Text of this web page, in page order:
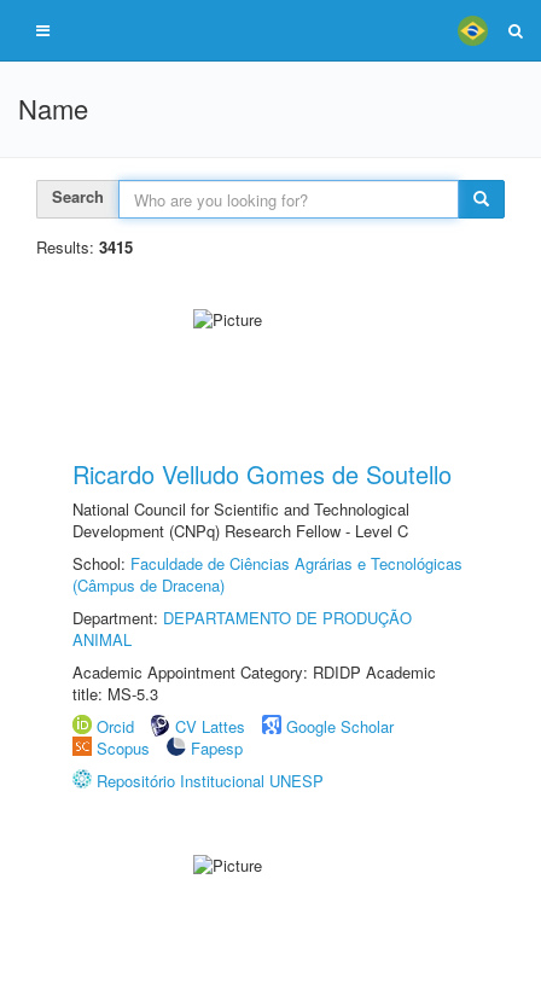
Name
Search
Results: 3415
Ricardo Velludo Gomes de Soutello
National Council for Scientific and Technological
Development (CNPq) Research Fellow - Level C
School: Faculdade de Ciências Agrárias e Tecnológicas
(Câmpus de Dracena)
Department: DEPARTAMENTO DE PRODUÇÃO
ANIMAL
Academic Appointment Category: RDIDP Academic
title: MS-5.3
Orcid
CV Lattes
Google Scholar
Scopus
Fapesp
Repositório Institucional UNESP